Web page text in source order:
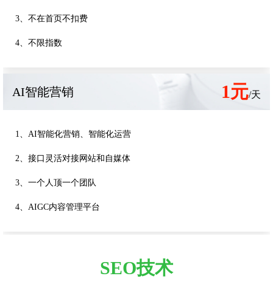
3、不在首页不扣费
4、不限指数
AI智能营销 1元/天
1、AI智能化营销、智能化运营
2、接口灵活对接网站和自媒体
3、一个人顶一个团队
4、AIGC内容管理平台
SEO技术